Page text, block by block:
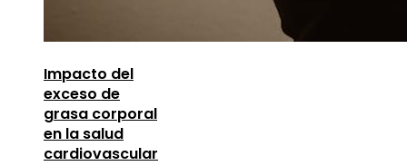
Impacto del
exceso de
grasa corporal
en la salud
cardiovascular